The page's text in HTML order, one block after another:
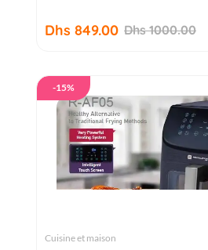
Dhs 849.00 Dhs 1000.00
-15%
Cuisine et maison